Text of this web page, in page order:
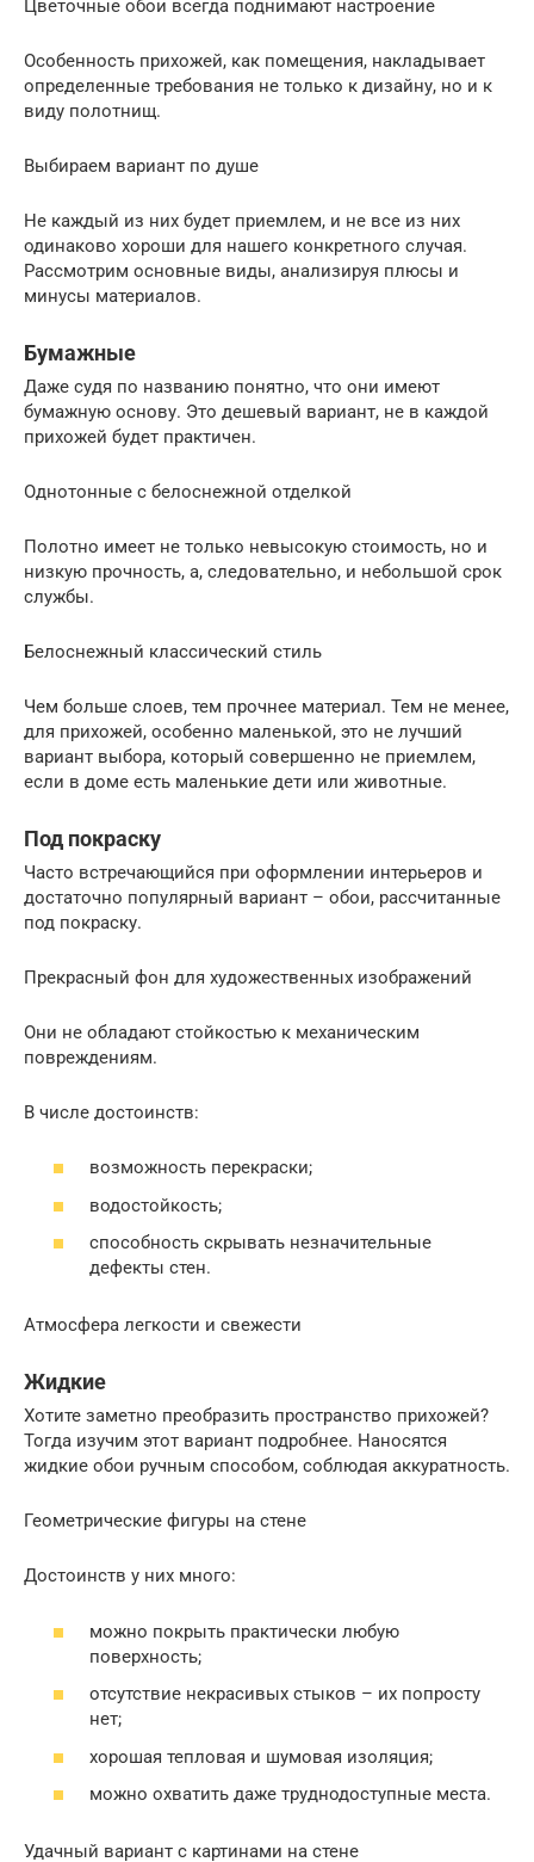
Цветочные обои всегда поднимают настроение
Особенность прихожей, как помещения, накладывает
определенные требования не только к дизайну, но и к
виду полотнищ.
Выбираем вариант по душе
Не каждый из них будет приемлем, и не все из них
одинаково хороши для нашего конкретного случая.
Рассмотрим основные виды, анализируя плюсы и
минусы материалов.
Бумажные
Даже судя по названию понятно, что они имеют
бумажную основу. Это дешевый вариант, не в каждой
прихожей будет практичен.
Однотонные с белоснежной отделкой
Полотно имеет не только невысокую стоимость, но и
низкую прочность, а, следовательно, и небольшой срок
службы.
Белоснежный классический стиль
Чем больше слоев, тем прочнее материал. Тем не менее,
для прихожей, особенно маленькой, это не лучший
вариант выбора, который совершенно не приемлем,
если в доме есть маленькие дети или животные.
Под покраску
Часто встречающийся при оформлении интерьеров и
достаточно популярный вариант – обои, рассчитанные
под покраску.
Прекрасный фон для художественных изображений
Они не обладают стойкостью к механическим
повреждениям.
В числе достоинств:
возможность перекраски;
водостойкость;
способность скрывать незначительные
дефекты стен.
Атмосфера легкости и свежести
Жидкие
Хотите заметно преобразить пространство прихожей?
Тогда изучим этот вариант подробнее. Наносятся
жидкие обои ручным способом, соблюдая аккуратность.
Геометрические фигуры на стене
Достоинств у них много:
можно покрыть практически любую
поверхность;
отсутствие некрасивых стыков – их попросту
нет;
хорошая тепловая и шумовая изоляция;
можно охватить даже труднодоступные места.
Удачный вариант с картинами на стене